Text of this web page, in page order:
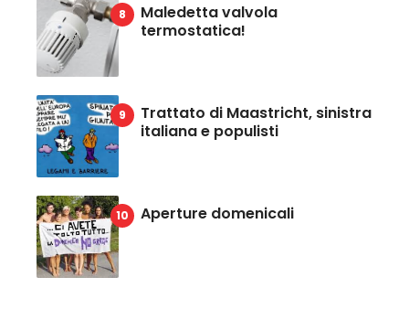
Maledetta valvola
termostatica!
Trattato di Maastricht, sinistra
italiana e populisti
Aperture domenicali